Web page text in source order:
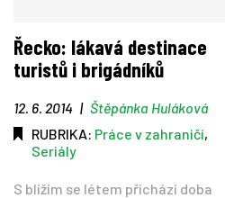
Řecko: lákavá destinace
turistů i brigádníků
12. 6. 2014 | Štěpánka Huláková
RUBRIKA: Práce v zahraničí,
Seriály
S blížím se létem přichází doba